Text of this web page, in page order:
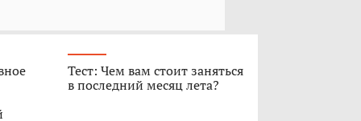
Тест: Чем вам стоит заняться
в последний месяц лета?